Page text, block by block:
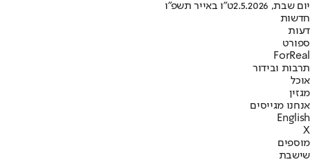
יום שבת, 2.5.2026
ט"ו באייר תשפ"ו
חדשות
דעות
ספורט
ForReal
תרבות ובידור
אוכל
מגזין
אנחנו מגייסים
English
X
מוספים
שישבת